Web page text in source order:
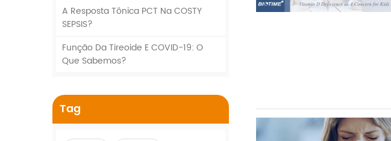
A Resposta Tônica PCT Na COSTY
SEPSIS?
Função Da Tireoide E COVID-19: O
Que Sabemos?
Tag